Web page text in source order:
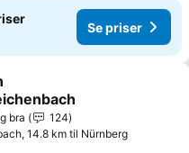
Se priser
til i favoritter
bra
124
14.8 km til Nürnberg